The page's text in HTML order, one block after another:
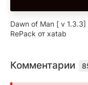
Dawn of Man [ v 1.3.3]
RePack от xatab
Комментарии